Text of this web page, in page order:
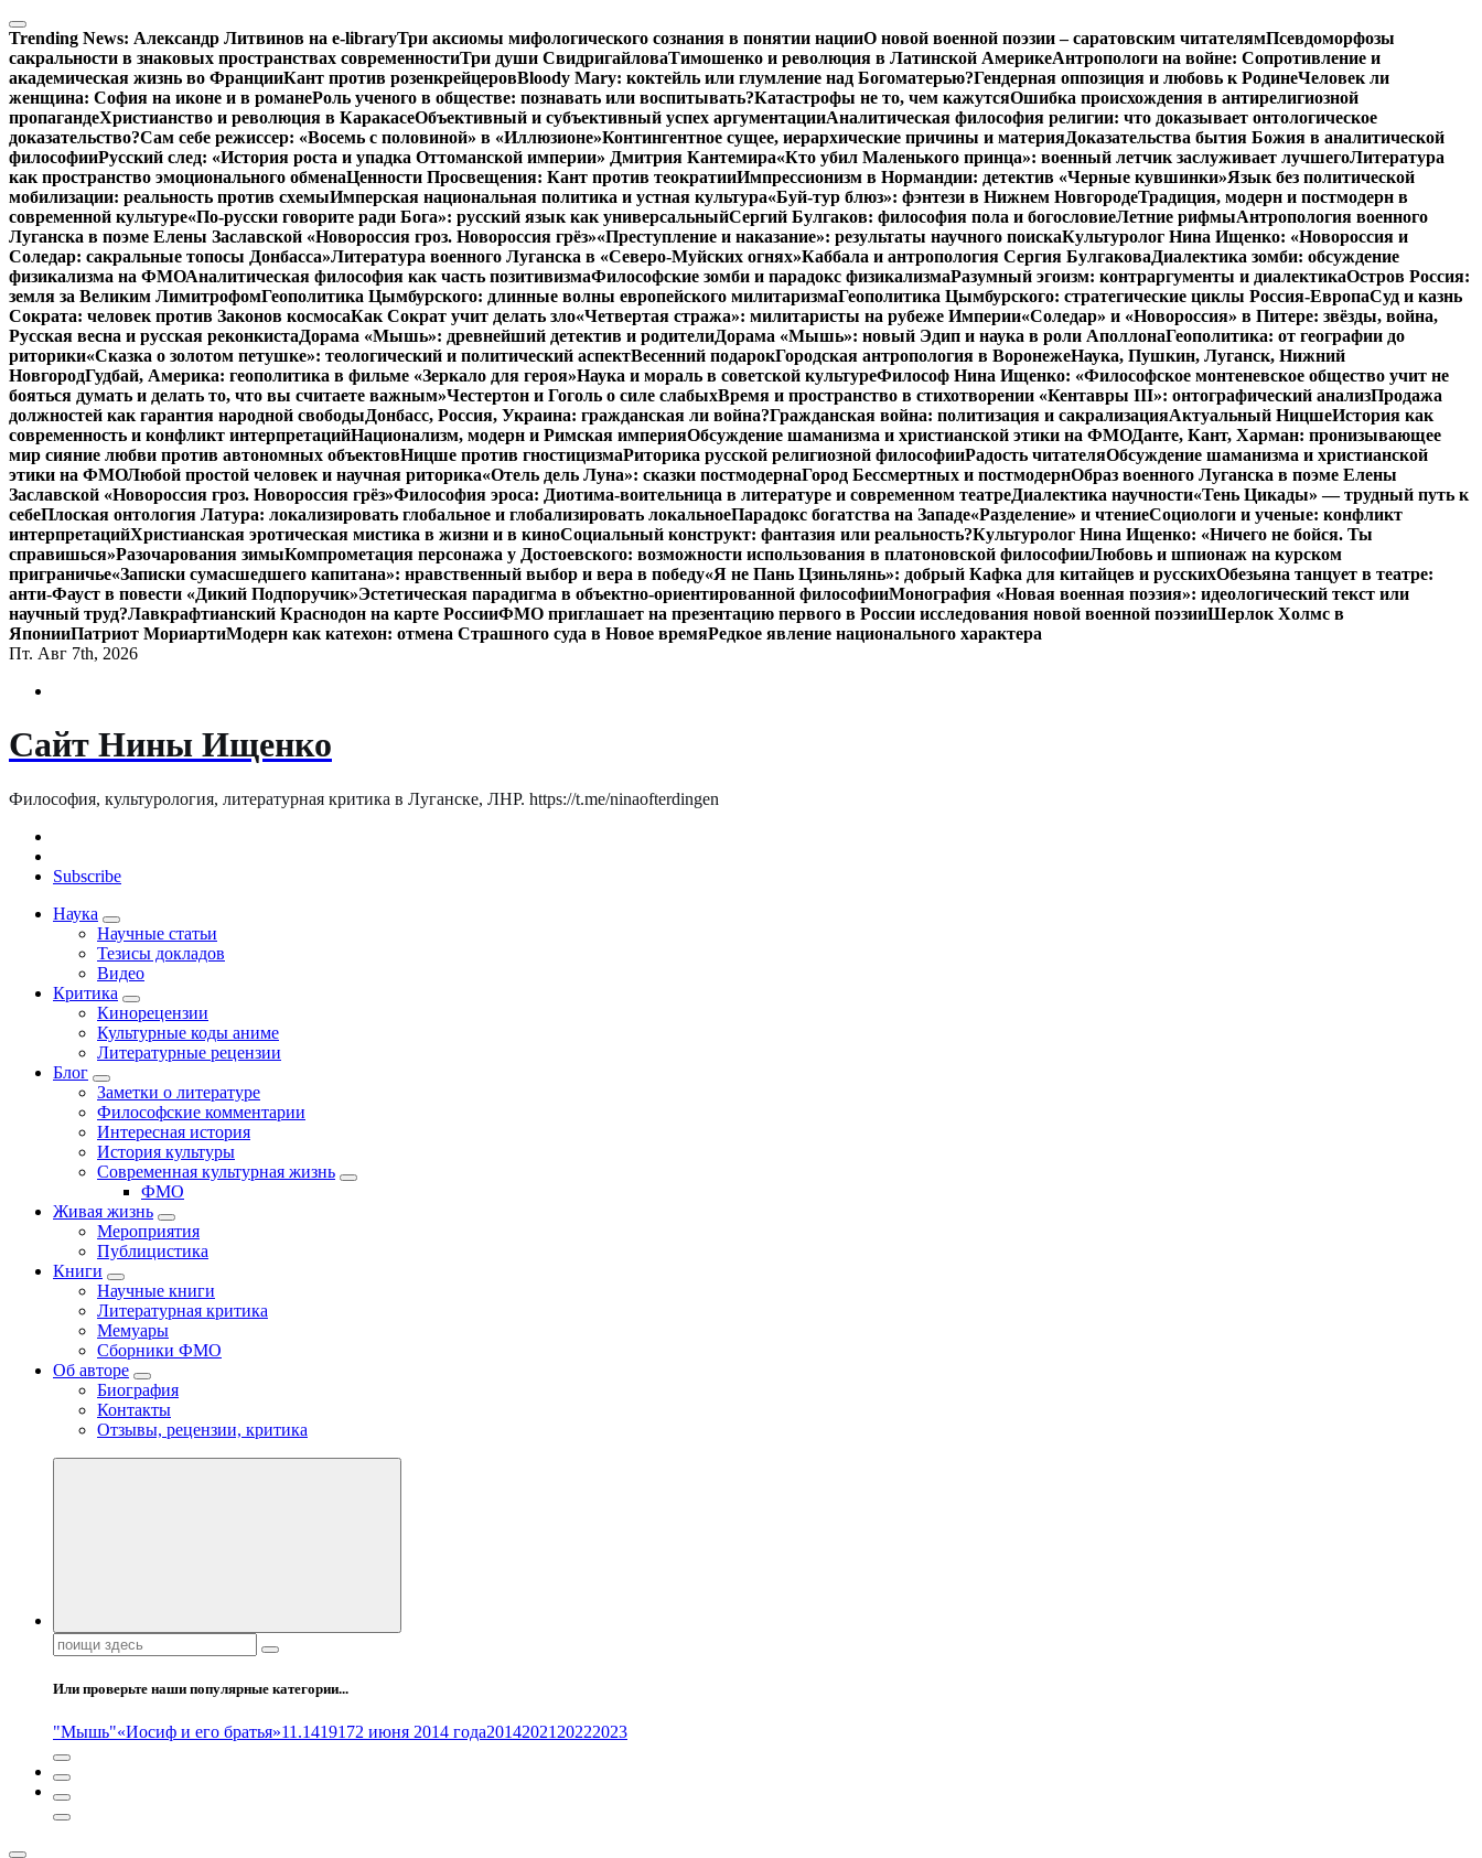
Перейти
к
содержимому
Trending News: Александр Литвинов на e-libraryТри аксиомы мифологического сознания в понятии нацииО новой военной поэзии – саратовским читателямПсевдоморфозы
сакральности в знаковых пространствах современностиТри души СвидригайловаТимошенко и революция в Латинской АмерикеАнтропологи на войне: Сопротивление и
академическая жизнь во ФранцииКант против розенкрейцеровBloody Mary: коктейль или глумление над Богоматерью?Гендерная оппозиция и любовь к РодинеЧеловек ли
женщина: София на иконе и в романеРоль ученого в обществе: познавать или воспитывать?Катастрофы не то, чем кажутсяОшибка происхождения в антирелигиозной
пропагандеХристианство и революция в КаракасеОбъективный и субъективный успех аргументацииАналитическая философия религии: что доказывает онтологическое
доказательство?Сам себе режиссер: «Восемь с половиной» в «Иллюзионе»Контингентное сущее, иерархические причины и материяДоказательства бытия Божия в аналитической
философииРусский след: «История роста и упадка Оттоманской империи» Дмитрия Кантемира«Кто убил Маленького принца»: военный летчик заслуживает лучшегоЛитература
как пространство эмоционального обменаЦенности Просвещения: Кант против теократииИмпрессионизм в Нормандии: детектив «Черные кувшинки»Язык без политической
мобилизации: реальность против схемыИмперская национальная политика и устная культура«Буй-тур блюз»: фэнтези в Нижнем НовгородеТрадиция, модерн и постмодерн в
современной культуре«По-русски говорите ради Бога»: русский язык как универсальныйСергий Булгаков: философия пола и богословиеЛетние рифмыАнтропология военного
Луганска в поэме Елены Заславской «Новороссия гроз. Новороссия грёз»«Преступление и наказание»: результаты научного поискаКультуролог Нина Ищенко: «Новороссия и
Соледар: сакральные топосы Донбасса»Литература военного Луганска в «Северо-Муйских огнях»Каббала и антропология Сергия БулгаковаДиалектика зомби: обсуждение
физикализма на ФМОАналитическая философия как часть позитивизмаФилософские зомби и парадокс физикализмаРазумный эгоизм: контраргументы и диалектикаОстров Россия:
земля за Великим ЛимитрофомГеополитика Цымбурского: длинные волны европейского милитаризмаГеополитика Цымбурского: стратегические циклы Россия-ЕвропаСуд и казнь
Сократа: человек против Законов космосаКак Сократ учит делать зло«Четвертая стража»: милитаристы на рубеже Империи«Соледар» и «Новороссия» в Питере: звёзды, война,
Русская весна и русская реконкистаДорама «Мышь»: древнейший детектив и родителиДорама «Мышь»: новый Эдип и наука в роли АполлонаГеополитика: от географии до
риторики«Сказка о золотом петушке»: теологический и политический аспектВесенний подарокГородская антропология в ВоронежеНаука, Пушкин, Луганск, Нижний
НовгородГудбай, Америка: геополитика в фильме «Зеркало для героя»Наука и мораль в советской культуреФилософ Нина Ищенко: «Философское монтеневское общество учит не
бояться думать и делать то, что вы считаете важным»Честертон и Гоголь о силе слабыхВремя и пространство в стихотворении «Кентавры III»: онтографический анализПродажа
должностей как гарантия народной свободыДонбасс, Россия, Украина: гражданская ли война?Гражданская война: политизация и сакрализацияАктуальный НицшеИстория как
современность и конфликт интерпретацийНационализм, модерн и Римская империяОбсуждение шаманизма и христианской этики на ФМОДанте, Кант, Харман: пронизывающее
мир сияние любви против автономных объектовНицше против гностицизмаРиторика русской религиозной философииРадость читателяОбсуждение шаманизма и христианской
этики на ФМОЛюбой простой человек и научная риторика«Отель дель Луна»: сказки постмодернаГород Бессмертных и постмодернОбраз военного Луганска в поэме Елены
Заславской «Новороссия гроз. Новороссия грёз»Философия эроса: Диотима-воительница в литературе и современном театреДиалектика научности«Тень Цикады» — трудный путь к
себеПлоская онтология Латура: локализировать глобальное и глобализировать локальноеПарадокс богатства на Западе«Разделение» и чтениеСоциологи и ученые: конфликт
интерпретацийХристианская эротическая мистика в жизни и в киноСоциальный конструкт: фантазия или реальность?Культуролог Нина Ищенко: «Ничего не бойся. Ты
справишься»Разочарования зимыКомпрометация персонажа у Достоевского: возможности использования в платоновской философииЛюбовь и шпионаж на курском
приграничье«Записки сумасшедшего капитана»: нравственный выбор и вера в победу«Я не Пань Цзиньлянь»: добрый Кафка для китайцев и русскихОбезьяна танцует в театре:
анти-Фауст в повести «Дикий Подпоручик»Эстетическая парадигма в объектно-ориентированной философииМонография «Новая военная поэзия»: идеологический текст или
научный труд?Лавкрафтианский Краснодон на карте РоссииФМО приглашает на презентацию первого в России исследования новой военной поэзииШерлок Холмс в
ЯпонииПатриот МориартиМодерн как катехон: отмена Страшного суда в Новое времяРедкое явление национального характера
Пт. Авг 7th, 2026
Сайт Нины Ищенко
Философия, культурология, литературная критика в Луганске, ЛНР. https://t.me/ninaofterdingen
Subscribe
Наука
Научные статьи
Тезисы докладов
Видео
Критика
Кинорецензии
Культурные коды аниме
Литературные рецензии
Блог
Заметки о литературе
Философские комментарии
Интересная история
История культуры
Современная культурная жизнь
ФМО
Живая жизнь
Мероприятия
Публицистика
Книги
Научные книги
Литературная критика
Мемуары
Сборники ФМО
Об авторе
Биография
Контакты
Отзывы, рецензии, критика
Поиск:
Или проверьте наши популярные категории...
"Мышь"«Иосиф и его братья»11.1419172 июня 2014 года20142021 20222023